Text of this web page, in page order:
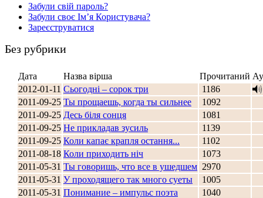
Стамбул 2010
Забули свій пароль?
Забули своє Ім’я Користувача?
Зареєструватися
Без рубрики
Дата Назва вірша Прочитаний
2012-01-11 Сьогодні – сорок три
1186
2011-09-25 Ты прощаешь, когда ты сильнее
1092
2011-09-25 Десь біля сонця
1081
2011-09-25 Не прикладав зусиль
1139
2011-09-25 Коли капає крапля остання...
1102
2011-08-18 Коли приходить ніч
1073
2011-05-31 Ты говоришь, что все в ушедшем 2970
2011-05-31 У проходящего так много суеты
1005
2011-05-31 Понимание – импульс поэта
1040